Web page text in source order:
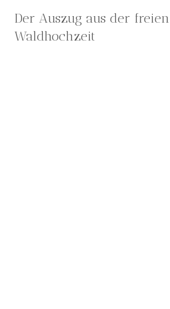
Der Auszug aus der freien
Waldhochzeit